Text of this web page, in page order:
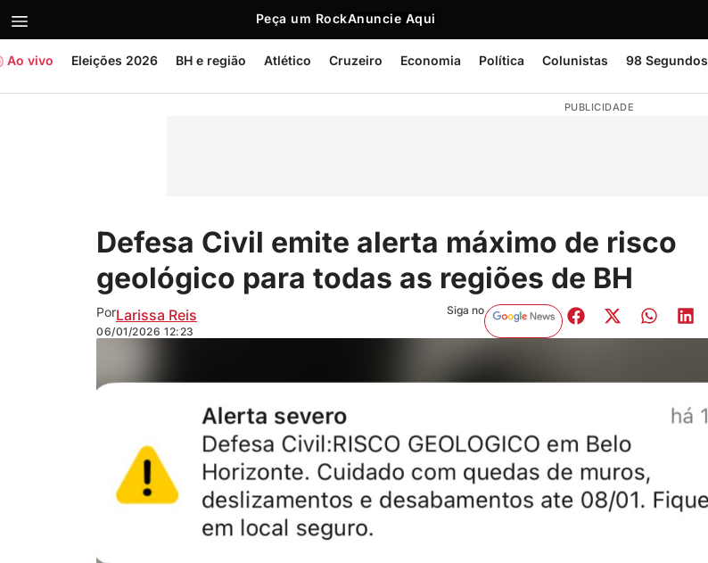
Peça um RockAnuncie Aqui
Ao vivo Eleições 2026 BH e região Atlético Cruzeiro Economia Política Colunistas 98 Segundos
PUBLICIDADE
Defesa Civil emite alerta máximo de risco
geológico para todas as regiões de BH
PorLarissa Reis
06/01/2026 12:23
Siga no